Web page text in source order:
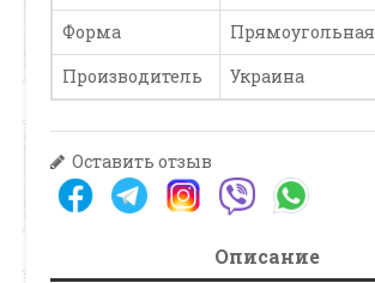
Форма
Прямоугольная
Производитель
Украина
Оставить отзыв
Описание